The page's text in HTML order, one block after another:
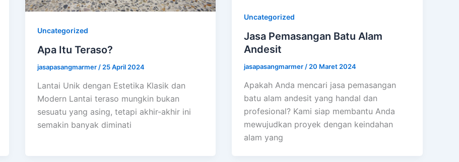
Uncategorized
Apa Itu Teraso?
jasapasangmarmer / 25 April 2024
Lantai Unik dengan Estetika Klasik dan
Modern Lantai teraso mungkin bukan
sesuatu yang asing, tetapi akhir-akhir ini
semakin banyak diminati
Uncategorized
Jasa Pemasangan Batu Alam
Andesit
jasapasangmarmer / 20 Maret 2024
Apakah Anda mencari jasa pemasangan
batu alam andesit yang handal dan
profesional? Kami siap membantu Anda
mewujudkan proyek dengan keindahan
alam yang